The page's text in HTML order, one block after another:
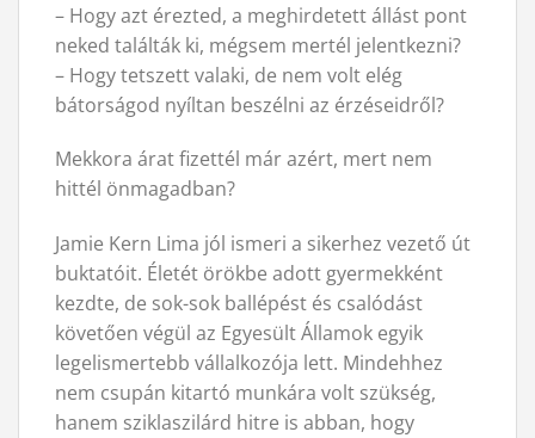
– Hogy azt érezted, a meghirdetett állást pont
neked találták ki, mégsem mertél jelentkezni?
– Hogy tetszett valaki, de nem volt elég
bátorságod nyíltan beszélni az érzéseidről?
Mekkora árat fizettél már azért, mert nem
hittél önmagadban?
Jamie Kern Lima jól ismeri a sikerhez vezető út
buktatóit. Életét örökbe adott gyermekként
kezdte, de sok-sok ballépést és csalódást
követően végül az Egyesült Államok egyik
legelismertebb vállalkozója lett. Mindehhez
nem csupán kitartó munkára volt szükség,
hanem sziklaszilárd hitre is abban, hogy